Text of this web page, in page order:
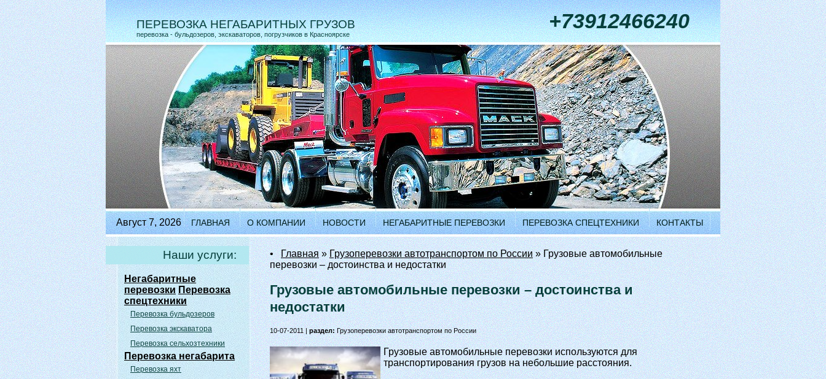
+73912466240
ПЕРЕВОЗКА НЕГАБАРИТНЫХ ГРУЗОВ
перевозка - бульдозеров, экскаваторов, погрузчиков в Красноярске
Август 7, 2026 ГЛАВНАЯ О КОМПАНИИ НОВОСТИ НЕГАБАРИТНЫЕ ПЕРЕВОЗКИ ПЕРЕВОЗКА СПЕЦТЕХНИКИ КОНТАКТЫ
Наши услуги:
Негабаритные
перевозки Перевозка
спецтехники
Перевозка бульдозеров
Перевозка экскаватора
Перевозка сельхозтехники
Перевозка негабарита
Перевозка яхт
•Главная»Грузоперевозки автотранспортом по России» Грузовые автомобильные
перевозки – достоинства и недостатки
Грузовые автомобильные перевозки – достоинства и
недостатки
10-07-2011 |раздел:Грузоперевозки автотранспортом по России
Грузовые автомобильные перевозки используются для
транспортирования грузов на небольшие расстояния.